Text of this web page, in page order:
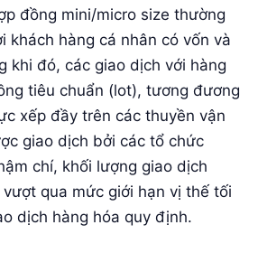
đồng mini/micro size thường
khách hàng cá nhân có vốn và
khi đó, các giao dịch với hàng
tiêu chuẩn (lot), tương đương
xếp đầy trên các thuyền vận
giao dịch bởi các tổ chức
chí, khối lượng giao dịch
qua mức giới hạn vị thế tối
dịch hàng hóa quy định.